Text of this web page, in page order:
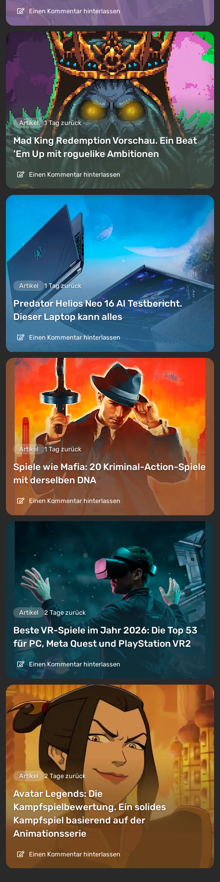
Einen Kommentar hinterlassen
Artikel 1 Tag zurück
Mad King Redemption Vorschau. Ein Beat
’Em Up mit roguelike Ambitionen
Einen Kommentar hinterlassen
Artikel 1 Tag zurück
Predator Helios Neo 16 AI Testbericht.
Dieser Laptop kann alles
Einen Kommentar hinterlassen
Artikel 1 Tag zurück
Spiele wie Mafia: 20 Kriminal-Action-Spiele
mit derselben DNA
Einen Kommentar hinterlassen
Artikel 2 Tage zurück
Beste VR-Spiele im Jahr 2026: Die Top 53
für PC, Meta Quest und PlayStation VR2
Einen Kommentar hinterlassen
Artikel 2 Tage zurück
Avatar Legends: Die
Kampfspielbewertung. Ein solides
Kampfspiel basierend auf der
Animationsserie
Einen Kommentar hinterlassen